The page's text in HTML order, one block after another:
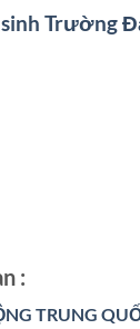
Trường
:
TRUNG